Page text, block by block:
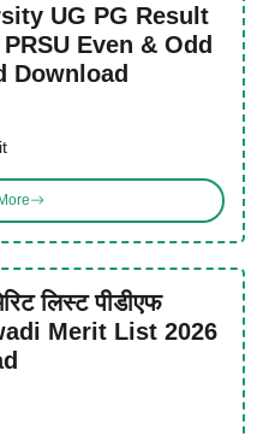
UG PG Result
Even & Odd
Download
लिस्ट पीडीएफ
Merit List 2026